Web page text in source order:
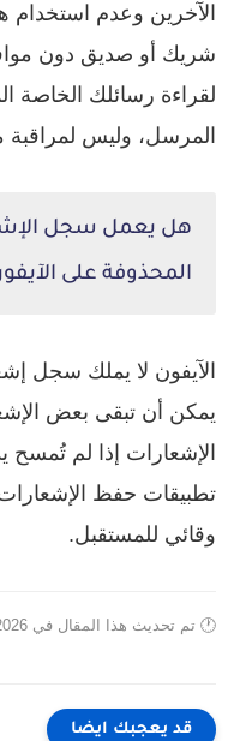
الآخرين وعدم
شريك أو صديق دون
لقراءة رسائلك الخاصة
المرسل، وليس
هل يعمل سجل
المحذوفة على
الآيفون لا يملك سجل
يمكن أن تبقى بعض
الإشعارات إذا لم تُمسح
وقائي للمستقبل.
🕐 تم تحديث هذا المقال في 2026 بأحدث المعلومات
قد يعجبك ايضا